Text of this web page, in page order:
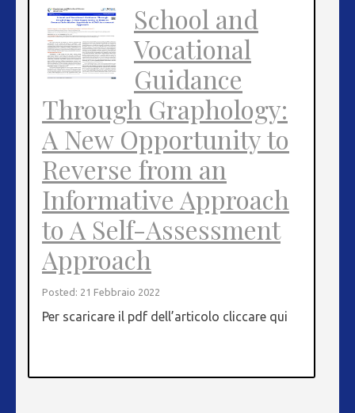
School and
Vocational
Guidance
Through Graphology:
A New Opportunity to
Reverse from an
Informative Approach
to A Self-Assessment
Approach
Posted: 21 Febbraio 2022
Per scaricare il pdf dell’articolo cliccare qui